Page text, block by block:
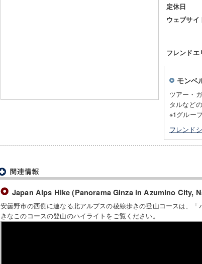
定休日
ウェブサイ
フレンドエ
モンベ
ツアー・
タルなど
※1グルー
フレンド
Japan Alps Hike (Panorama Ginza in Azumino City,
安曇野市の西側に連なる北アルプスの稜線歩きの登山コースは、
きなこのコースの登山のハイライトをご覧ください。